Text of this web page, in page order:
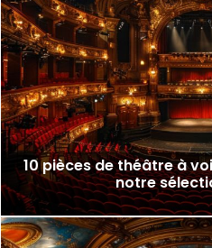
10 pièces de théâtre à
notre